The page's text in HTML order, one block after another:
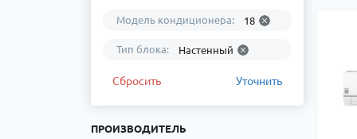
Модель кондиционера: 18
Тип блока: Настенный
Сбросить Уточнить
ПРОИЗВОДИТЕЛЬ